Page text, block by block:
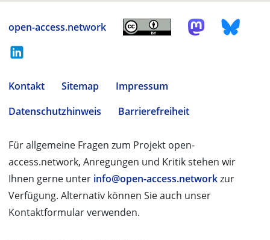
open-access.network
Kontakt Sitemap
Impressum
Datenschutzhinweis
Barrierefreiheit
Für allgemeine Fragen zum Projekt open-
access.network, Anregungen und Kritik stehen wir
Ihnen gerne unter info@open-access.networkzur
Verfügung. Alternativ können Sie auch unser
Kontaktformular verwenden.